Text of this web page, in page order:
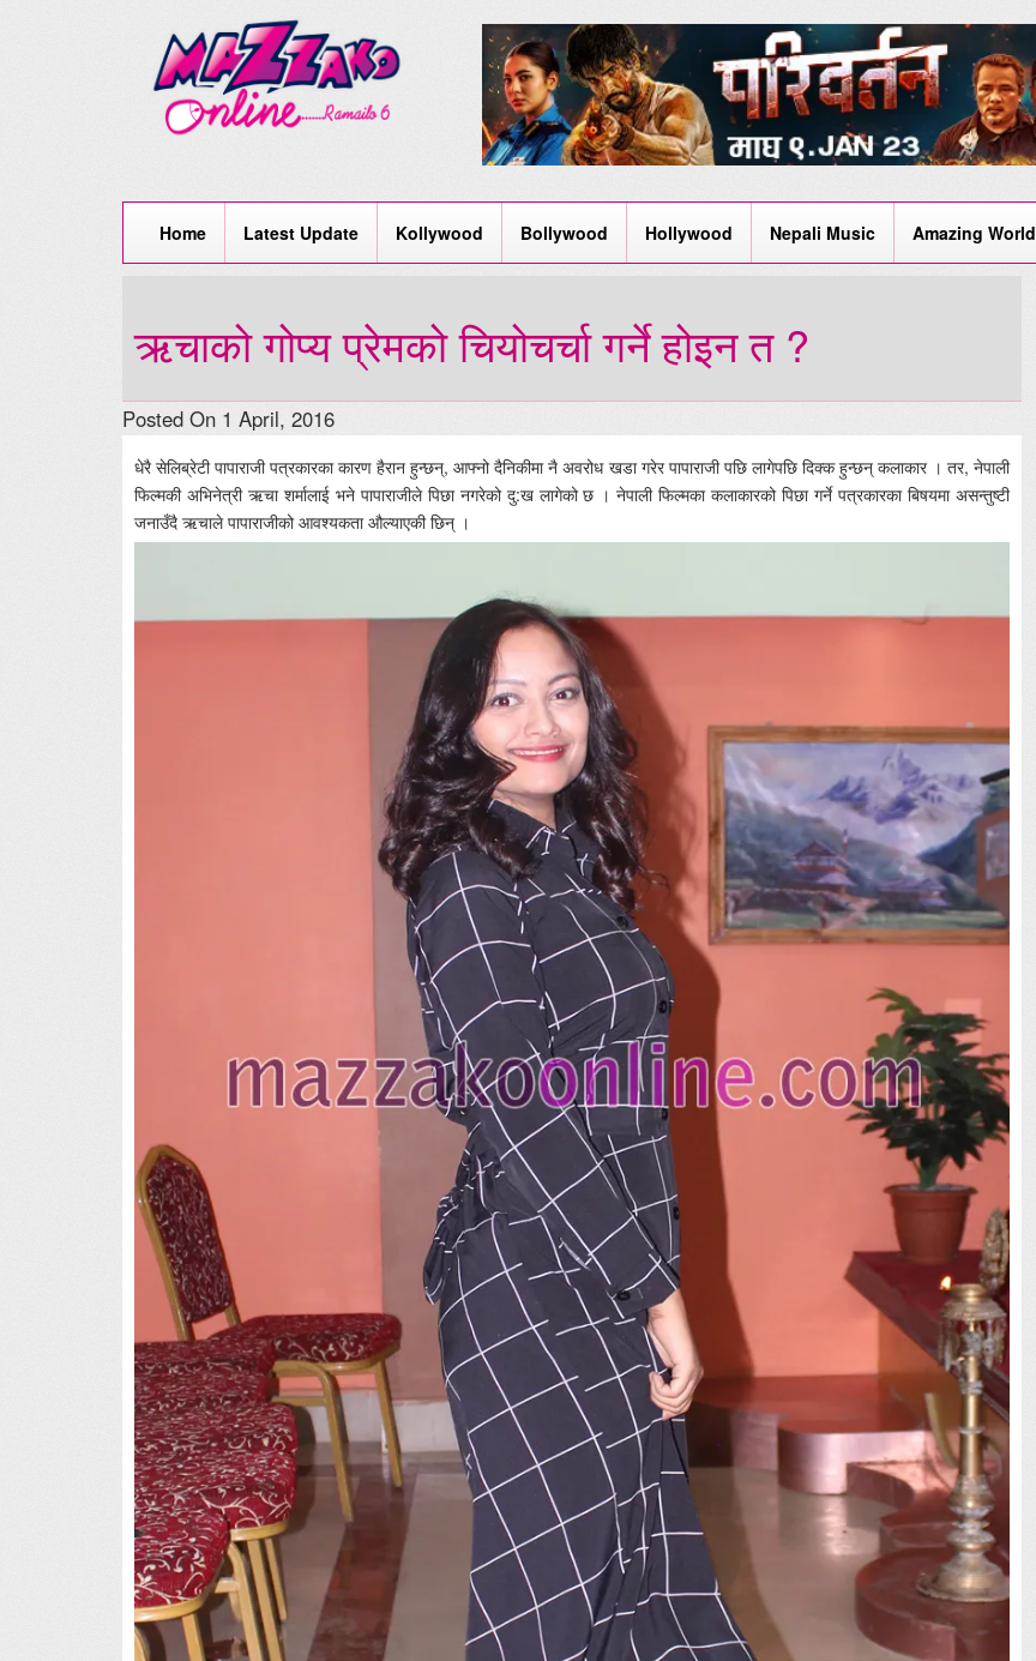
Home Latest Update Kollywood Bollywood Hollywood Nepali Music Amazing World
ऋचाको गोप्य प्रेमको चियोचर्चा गर्ने होइन त ?
Posted On 1 April, 2016
धेरै सेलिब्रेटी पापाराजी पत्रकारका कारण हैरान हुन्छन्, आफ्नो दैनिकीमा नै अवरोध खडा गरेर पापाराजी पछि लागेपछि दिक्क हुन्छन् कलाकार । तर, नेपाली
फिल्मकी अभिनेत्री ऋचा शर्मालाई भने पापाराजीले पिछा नगरेको दु:ख लागेको छ । नेपाली फिल्मका कलाकारको पिछा गर्ने पत्रकारका बिषयमा असन्तुष्टी
जनाउँदै ऋचाले पापाराजीको आवश्यकता औल्याएकी छिन् ।